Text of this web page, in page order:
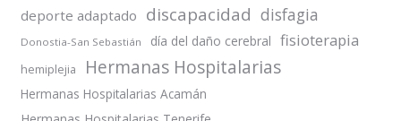
deporte adaptado discapacidad disfagia
Donostia-San Sebastián día del daño cerebral fisioterapia
hemiplejia Hermanas Hospitalarias
Hermanas Hospitalarias Acamán